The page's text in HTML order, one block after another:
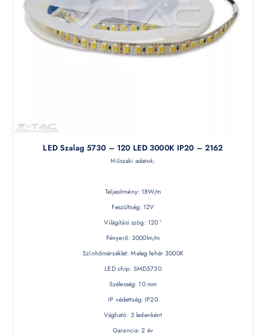
LED Szalag 5730 – 120 LED 3000K IP20 – 2162
Műszaki adatok:
Teljesítmény: 18W/m
Feszültség: 12V
Világítási szög: 120 °
Fényerő: 3000lm/m
Színhőmérséklet: Meleg fehér 3000K
LED chip: SMD5730
Szélesség: 10 mm
IP védettség: IP20
Vágható: 3 ledenként
Garancia: 2 év